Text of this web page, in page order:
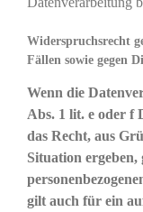
Widerspruchsrecht
Fällen sowie gegen
Wenn die
Abs. 1 lit. e oder f
das Recht, aus
Situation
gilt auch für ein